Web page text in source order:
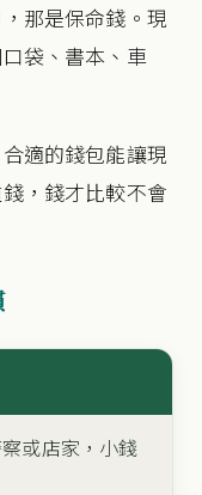
那是保命錢。現
袋、書本、車
適的錢包能讓現
，錢才比較不會
或店家，小錢